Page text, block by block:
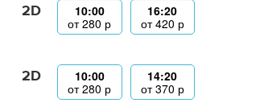
2D
10:00
от280 р
16:20
от420 р
2D
10:00
от280 р
14:20
от370 р